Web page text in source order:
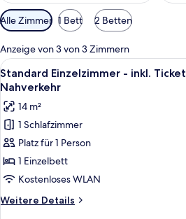
Verfügbare
Filter
für
Zimmer
Alle Zimmer 1 Bett 2 Betten
Anzeige von 3 von 3 Zimmern
Alle
Fotos
für
Standard
Einzelzimmer
-
inkl.
Ticket
für
den
Ein
5
Standard Einzelzimmer - inkl.
Nahverkehr
14 m²
1 Schlafzimmer
Platz für 1 Person
1 Einzelbett
Kostenloses WLAN
Weitere Details
Weitere